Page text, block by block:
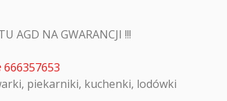
AGD NA GWARANCJI !!!
piekarniki, kuchenki, lodówki